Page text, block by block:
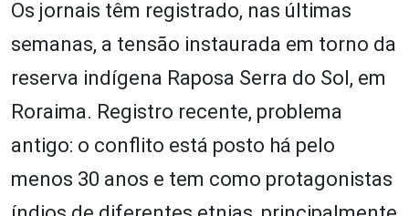
Os jornais têm registrado, nas últimas
semanas, a tensão instaurada em torno da
reserva indígena Raposa Serra do Sol, em
Roraima. Registro recente, problema
antigo: o conflito está posto há pelo
menos 30 anos e tem como protagonistas